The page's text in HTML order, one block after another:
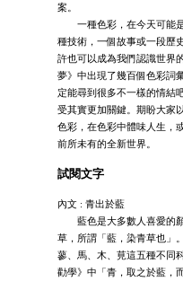
案。
一種色彩，在今天可能是
種技術，一個故事或一段歷
許也可以成為我們認識世界
夢》中出現了幾百個色彩詞
定能尋到很多不一樣的情結
受其實更加關鍵。期盼大家
色彩，在色彩中體味人生，
前所未有的全新世界。
試閱文字
內文 : 青出於藍
藍色是大多數人喜愛的顏
草，所謂「藍，染青草也」
蓼、馬、木、莧這五種不同
勸學》中「青，取之於藍，